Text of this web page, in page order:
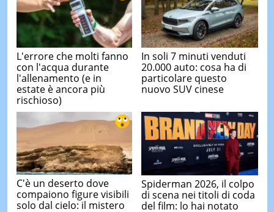
L'errore che molti fanno
con l'acqua durante
l'allenamento (e in
estate è ancora più
rischioso)
In soli 7 minuti venduti
20.000 auto: cosa ha di
particolare questo
nuovo SUV cinese
C'è un deserto dove
compaiono figure visibili
solo dal cielo: il mistero
Spiderman 2026, il colpo
di scena nei titoli di coda
del film: lo hai notato